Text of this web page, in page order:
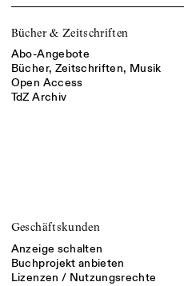
Bücher & Zeitschriften
Abo-Angebote
Bücher, Zeitschriften, Musik
Open Access
TdZ Archiv
Geschäftskunden
Anzeige schalten
Buchprojekt anbieten
Lizenzen / Nutzungsrechte